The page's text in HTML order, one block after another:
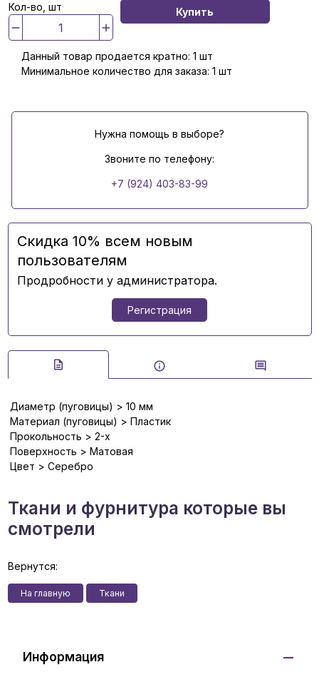
Кол-во, шт Купить
Данный товар продается кратно: 1 шт
Минимальное количество для заказа: 1 шт
Нужна помощь в выборе?
Звоните по телефону:
+7 (924) 403-83-99
Скидка 10% всем новым
пользователям
Продробности у администратора.
Регистрация
Диаметр (пуговицы) > 10 мм
Материал (пуговицы) > Пластик
Прокольность > 2-х
Поверхность > Матовая
Цвет > Серебро
Ткани и фурнитура которые вы
смотрели
Вернутся:
На главную Ткани
Информация